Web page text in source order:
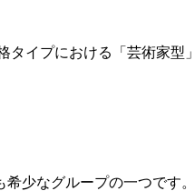
イプにおける「芸術家型
少なグループの一つです